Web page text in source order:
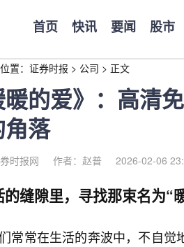
首页 快讯 要闻 股市
置： 证券时报 > 公司 > 正文
暖的爱》：高清
落
时报网 作者：赵普 2026-02-06
的缝隙里，寻找那束名为“
常常在生活的奔波中，不自